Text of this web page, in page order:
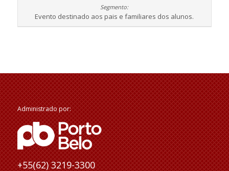
Evento destinado aos pais e familiares dos alunos.
Administrado por:
+55(62) 3219-3300